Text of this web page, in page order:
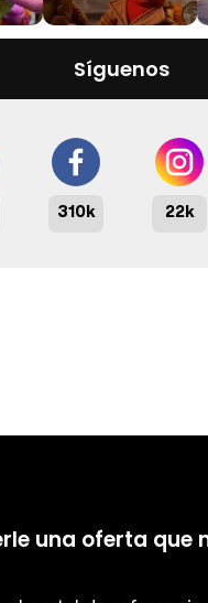
Síguenos
310k 22k
una oferta que